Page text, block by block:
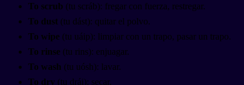
To scrub (tu scráb): fregar con fuerza, restregar.
To dust (tu dást): quitar el polvo.
To wipe (tu uáip): limpiar con un trapo, pasar un trapo.
To rinse (tu rins): enjuagar.
To wash (tu uósh): lavar.
To dry (tu drái): secar.